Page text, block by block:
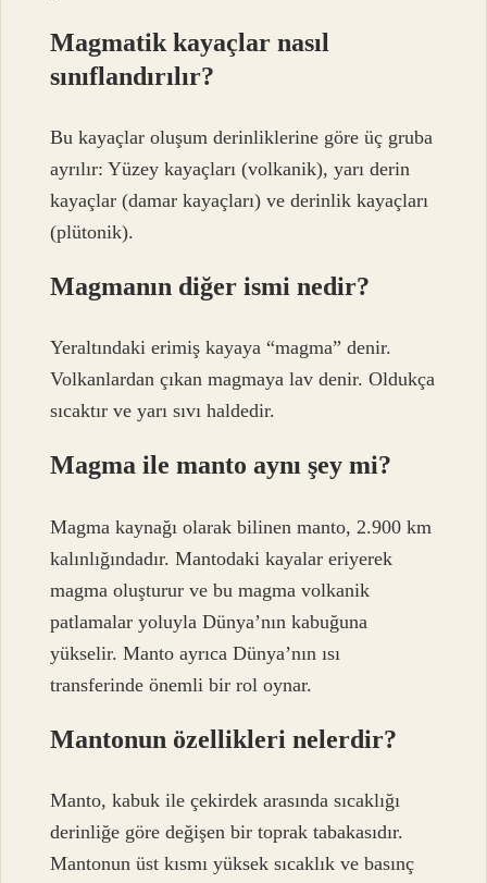
Magmatik kayaçlar nasıl
sınıflandırılır?
Bu kayaçlar oluşum derinliklerine göre üç gruba
ayrılır: Yüzey kayaçları (volkanik), yarı derin
kayaçlar (damar kayaçları) ve derinlik kayaçları
(plütonik).
Magmanın diğer ismi nedir?
Yeraltındaki erimiş kayaya “magma” denir.
Volkanlardan çıkan magmaya lav denir. Oldukça
sıcaktır ve yarı sıvı haldedir.
Magma ile manto aynı şey mi?
Magma kaynağı olarak bilinen manto, 2.900 km
kalınlığındadır. Mantodaki kayalar eriyerek
magma oluşturur ve bu magma volkanik
patlamalar yoluyla Dünya’nın kabuğuna
yükselir. Manto ayrıca Dünya’nın ısı
transferinde önemli bir rol oynar.
Mantonun özellikleri nelerdir?
Manto, kabuk ile çekirdek arasında sıcaklığı
derinliğe göre değişen bir toprak tabakasıdır.
Mantonun üst kısmı yüksek sıcaklık ve basınç